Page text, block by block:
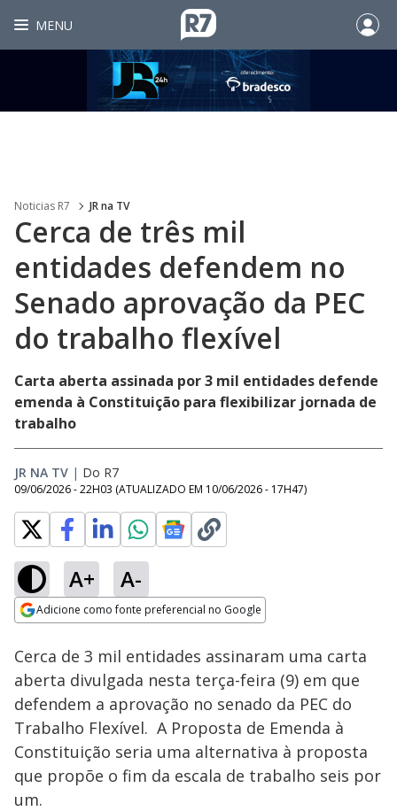
MENU
Noticias R7 JR na TV
Cerca de três mil
entidades defendem no
Senado aprovação da PEC
do trabalho flexível
Carta aberta assinada por 3 mil entidades defende
emenda à Constituição para flexibilizar jornada de
trabalho
JR NA TV | Do R7
09/06/2026 - 22H03 (ATUALIZADO EM 10/06/2026 - 17H47)
A+ A-
Adicione como fonte preferencial no Google
Ativar
Loaded
29.37%
Cerca de 3 mil entidades assinaram uma carta
aberta divulgada nesta terça-feira (9) em que
defendem a aprovação no senado da PEC do
Trabalho Flexível. A Proposta de Emenda à
Constituição seria uma alternativa à proposta
que propõe o fim da escala de trabalho seis por
um.